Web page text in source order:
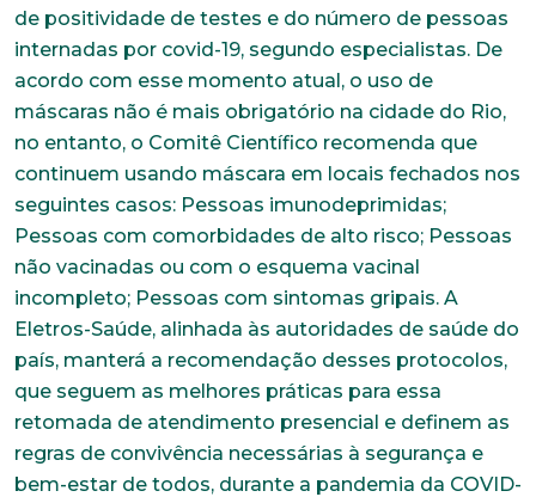
de positividade de testes e do número de pessoas
internadas por covid-19, segundo especialistas. De
acordo com esse momento atual, o uso de
máscaras não é mais obrigatório na cidade do Rio,
no entanto, o Comitê Científico recomenda que
continuem usando máscara em locais fechados nos
seguintes casos: Pessoas imunodeprimidas;
Pessoas com comorbidades de alto risco; Pessoas
não vacinadas ou com o esquema vacinal
incompleto; Pessoas com sintomas gripais. A
Eletros-Saúde, alinhada às autoridades de saúde do
país, manterá a recomendação desses protocolos,
que seguem as melhores práticas para essa
retomada de atendimento presencial e definem as
regras de convivência necessárias à segurança e
bem-estar de todos, durante a pandemia da COVID-